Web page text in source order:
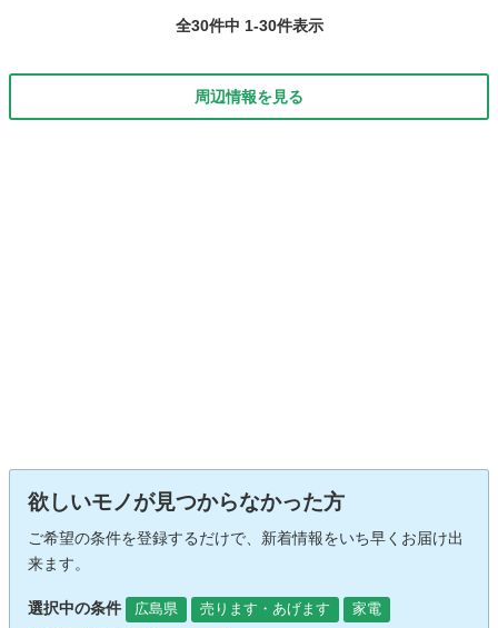
全30件中 1-30件表示
周辺情報を見る
欲しいモノが見つからなかった方
ご希望の条件を登録するだけで、新着情報をいち早くお届け出
来ます。
選択中の条件 広島県 売ります・あげます
家電